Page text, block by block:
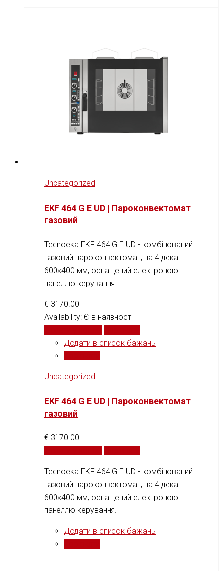
Uncategorized
EKF 464 G E UD | Пароконвектомат
газовий
Tecnoeka EKF 464 G E UD - комбінований
газовий пароконвектомат, на 4 дека
600×400 мм, оснащений електроною
панеллю керування.
€ 3170.00
Availability: Є в наявності
Додати в список бажань
Uncategorized
EKF 464 G E UD | Пароконвектомат
газовий
€ 3170.00
Tecnoeka EKF 464 G E UD - комбінований
газовий пароконвектомат, на 4 дека
600×400 мм, оснащений електроною
панеллю керування.
Додати в список бажань